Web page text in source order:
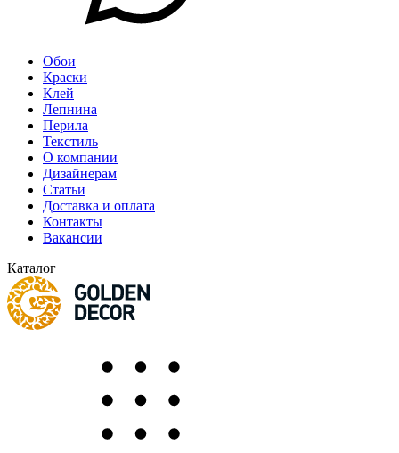
Обои
Краски
Клей
Лепнина
Перила
Текстиль
О компании
Дизайнерам
Статьи
Доставка и оплата
Контакты
Вакансии
Каталог